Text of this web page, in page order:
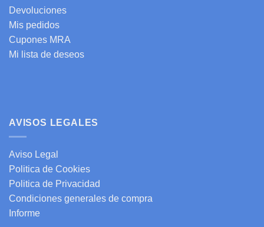
Devoluciones
Mis pedidos
Cupones MRA
Mi lista de deseos
AVISOS LEGALES
Aviso Legal
Politica de Cookies
Politica de Privacidad
Condiciones generales de compra
Informe